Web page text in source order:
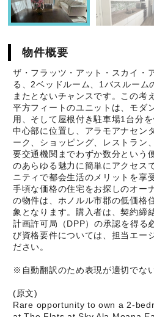
物件概要
ザ・フラッツ・アット・スカイ・
る、2ベッドルーム、1バスルーム
またとないチャンスです。この考
平方フィートのユニットは、モダ
用、そして屋根付き駐車場1台分
中心部に位置し、アラモアナセン
ーク、ショッピング、レストラン
要交通機関までわずか数分という
のあらゆる魅力に簡単にアクセス
ニティで都会生活のメリットを享
手頃な価格の住宅をお探しのオー
の物件は、ホノルル市郡の低価格
象となります。購入者は、契約締
計画許可局（DPP）の承認を得る
び資格要件については、担当エー
ださい。
※自動翻訳のため表現が適切でな
(原文)
Rare opportunity to own a 2-